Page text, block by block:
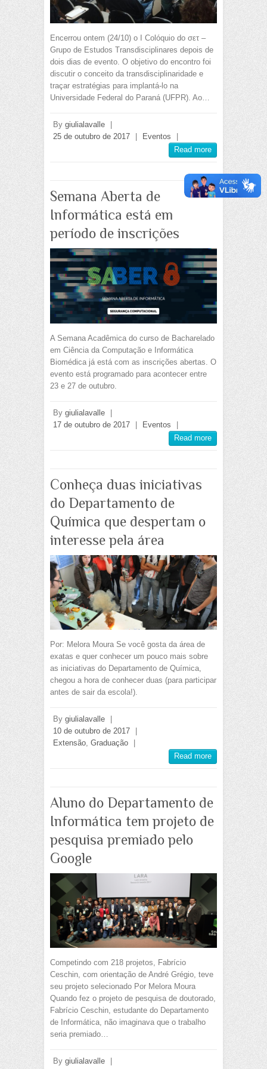
Encerrou ontem (24/10) o I Colóquio do σετ –
Grupo de Estudos Transdisciplinares depois de
dois dias de evento. O objetivo do encontro foi
discutir o conceito da transdisciplinaridade e
traçar estratégias para implantá-lo na
Universidade Federal do Paraná (UFPR). Ao…
By giulialavalle
25 de outubro de 2017
Eventos
Read more
Semana Aberta de
Informática está em
período de inscrições
A Semana Acadêmica do curso de Bacharelado
em Ciência da Computação e Informática
Biomédica já está com as inscrições abertas. O
evento está programado para acontecer entre
23 e 27 de outubro.
By giulialavalle
|
17 de outubro de 2017
| Eventos
|
Read more
Conheça duas iniciativas
do Departamento de
Química que despertam o
interesse pela área
Por: Melora Moura Se você gosta da área de
exatas e quer conhecer um pouco mais sobre
as iniciativas do Departamento de Química,
chegou a hora de conhecer duas (para participar
antes de sair da escola!).
By giulialavalle
10 de outubro de 2017
Extensão, Graduação
Read more
Aluno do Departamento de
Informática tem projeto de
pesquisa premiado pelo
Google
Competindo com 218 projetos, Fabrício
Ceschin, com orientação de André Grégio, teve
seu projeto selecionado Por Melora Moura
Quando fez o projeto de pesquisa de doutorado,
Fabrício Ceschin, estudante do Departamento
de Informática, não imaginava que o trabalho
seria premiado…
By giulialavalle